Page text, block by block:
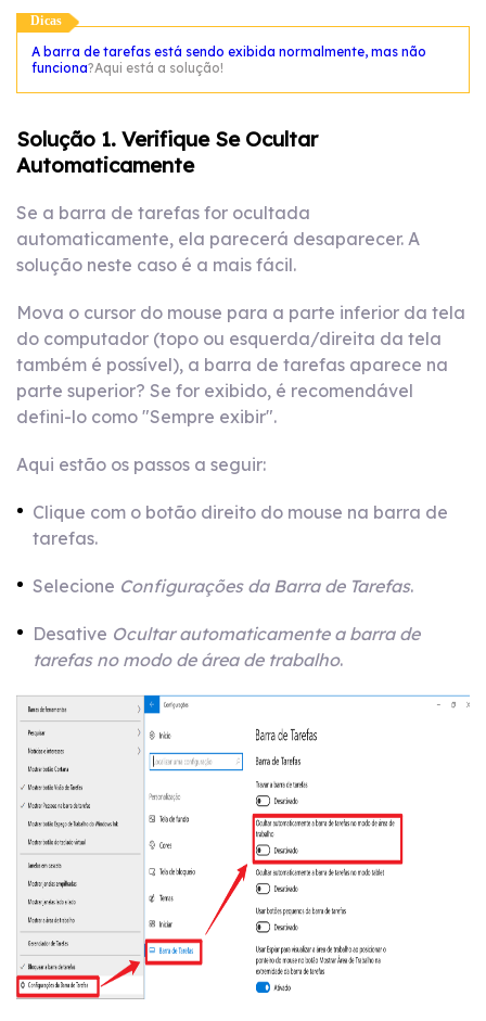
Dicas
A barra de tarefas está sendo exibida normalmente, mas não
funciona?Aqui está a solução!
Solução 1. Verifique Se Ocultar
Automaticamente
Se a barra de tarefas for ocultada
automaticamente, ela parecerá desaparecer. A
solução neste caso é a mais fácil.
Mova o cursor do mouse para a parte inferior da tela
do computador (topo ou esquerda/direita da tela
também é possível), a barra de tarefas aparece na
parte superior? Se for exibido, é recomendável
defini-lo como "Sempre exibir".
Aqui estão os passos a seguir:
Clique com o botão direito do mouse na barra de
tarefas.
Selecione Configurações da Barra de Tarefas.
Desative Ocultar automaticamente a barra de
tarefas no modo de área de trabalho.